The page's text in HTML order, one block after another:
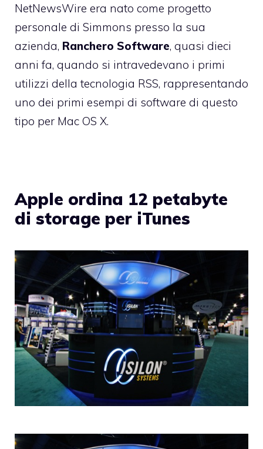
NetNewsWire era nato come progetto
personale di Simmons presso la sua
azienda, Ranchero Software, quasi dieci
anni fa, quando si intravedevano i primi
utilizzi della tecnologia RSS, rappresentando
uno dei primi esempi di software di questo
tipo per Mac OS X.
Apple ordina 12 petabyte
di storage per iTunes